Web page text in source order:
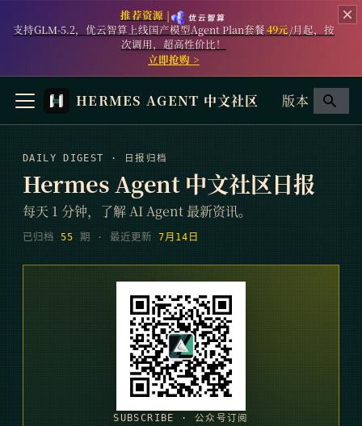
推荐资源 |
支持GLM-5.2，优云智算上线国产模型Agent Plan套餐49元/月起，按
次调用，超高性价比！
立即抢购 >
HERMES AGENT 中文社区 版本
DAILY DIGEST · 日报归档
Hermes Agent 中文社区日报
每天 1 分钟，了解 AI Agent 最新资讯。
已归档 55 期 · 最近更新 7月14日
SUBSCRIBE · 公众号订阅